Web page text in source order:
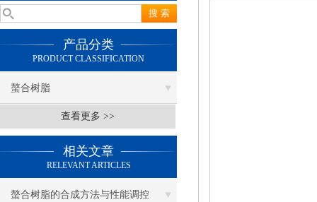
产品分类
PRODUCT CLASSIFICATION
螯合树脂
查看更多 >>
相关文章
RELEVANT ARTICLES
螯合树脂的合成方法与性能调控